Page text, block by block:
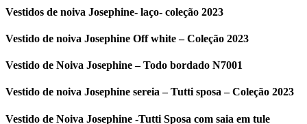
Vestidos de noiva Josephine- laço- coleção 2023
Vestido de noiva Josephine Off white – Coleção 2023
Vestido de Noiva Josephine – Todo bordado N7001
Vestido de noiva Josephine sereia – Tutti sposa – Coleção 2023
Vestido de Noiva Josephine -Tutti Sposa com saia em tule